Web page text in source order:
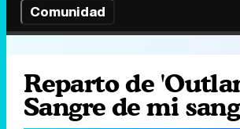
Comunidad
Reparto de
Sangre de mi